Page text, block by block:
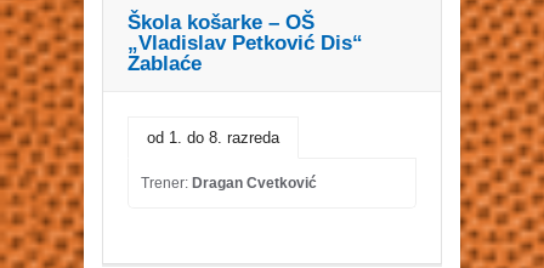
Škola košarke – OŠ
„Vladislav Petković Dis“
Zablaće
od 1. do 8. razreda
Trener: Dragan Cvetković